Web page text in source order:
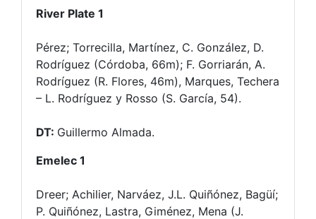
River Plate 1
Pérez; Torrecilla, Martínez, C. González, D.
Rodríguez (Córdoba, 66m); F. Gorriarán, A.
Rodríguez (R. Flores, 46m), Marques, Techera
– L. Rodríguez y Rosso (S. García, 54).
DT: Guillermo Almada.
Emelec 1
Dreer; Achilier, Narváez, J.L. Quiñónez, Bagüí;
P. Quiñónez, Lastra, Giménez, Mena (J.